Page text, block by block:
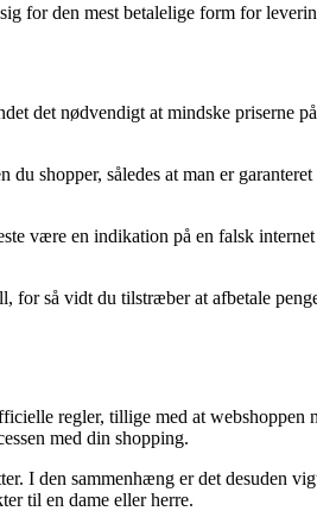
for den mest betalelige form for
det nødvendigt at mindske priserne
shopper, således at man er garanteret
være en indikation på en falsk
for så vidt du tilstræber at afbetale
regler, tillige med at webshoppen
med din shopping.
I den sammenhæng er det desuden
til en dame eller herre.